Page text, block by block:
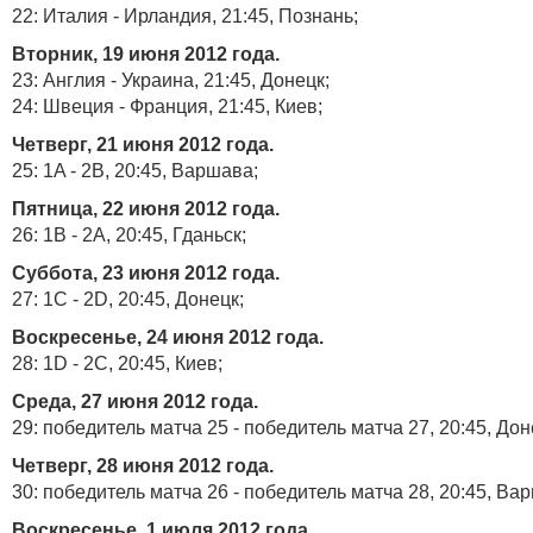
22: Италия - Ирландия, 21:45, Познань;
Вторник, 19 июня 2012 года.
23: Англия - Украина, 21:45, Донецк;
24: Швеция - Франция, 21:45, Киев;
Четверг, 21 июня 2012 года.
25: 1A - 2B, 20:45, Варшава;
Пятница, 22 июня 2012 года.
26: 1B - 2A, 20:45, Гданьск;
Суббота, 23 июня 2012 года.
27: 1C - 2D, 20:45, Донецк;
Воскресенье, 24 июня 2012 года.
28: 1D - 2C, 20:45, Киев;
Среда, 27 июня 2012 года.
29: победитель матча 25 - победитель матча 27, 20:45,
Четверг, 28 июня 2012 года.
30: победитель матча 26 - победитель матча 28, 20:45,